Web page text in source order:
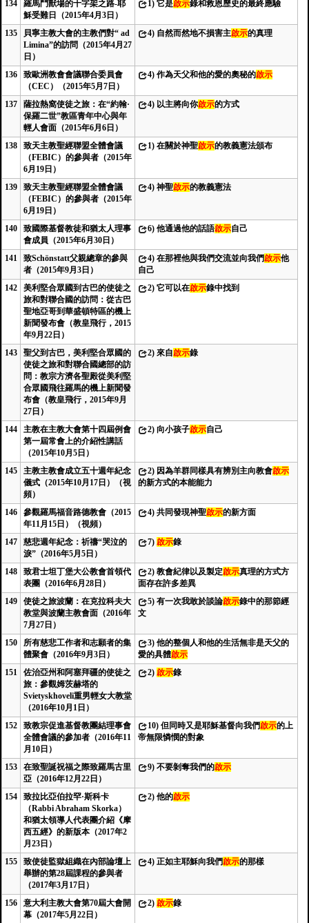
134
羅馬鬥獸場的十字架之路-耶
穌受難日（2015年4月3日）
1) 它是啟示錄和救恩歷史的最終應驗
135
貝寧主教大會的主教們對“ ad
Limina”的訪問（2015年4月27
日）
4) 自然而然地不損害主啟示的真理
136
致歐洲教會會議聯合委員會
（CEC）（2015年5月7日）
4) 作為天父和他的愛的奧秘的啟示
137
薩拉熱窩使徒之旅：在“約翰·
保羅二世”教區青年中心與年
輕人會面（2015年6月6日）
4) 以主將向你啟示的方式
138
致天主教聖經聯盟全體會議
（FEBIC）的參與者（2015年
6月19日）
1) 在關於神聖啟示的教義憲法頒布
139
致天主教聖經聯盟全體會議
（FEBIC）的參與者（2015年
6月19日）
4) 神聖啟示的教義憲法
140
致國際基督教徒和猶太人理事
會成員（2015年6月30日）
6) 他通過他的話語啟示自己
141
致Schönstatt父親總章的參與
者（2015年9月3日）
4) 在那裡他與我們交流並向我們啟示他
自己
142
美利堅合眾國到古巴的使徒之
旅和對聯合國的訪問：從古巴
聖地亞哥到華盛頓特區的機上
新聞發布會（教皇飛行，2015
年9月22日）
2) 它可以在啟示錄中找到
143
聖父到古巴，美利堅合眾國的
使徒之旅和對聯合國總部的訪
問：教宗方濟各聖殿從美利堅
合眾國飛往羅馬的機上新聞發
布會（教皇飛行，2015年9月
27日）
2) 來自啟示錄
144
主教在主教大會第十四屆例會
第一屆常會上的介紹性講話
（2015年10月5日）
2) 向小孩子啟示自己
145
主教主教會成立五十週年紀念
儀式（2015年10月17日）（視
頻）
2) 因為羊群同樣具有辨別主向教會啟示
的新方式的本能能力
146
參觀羅馬福音路德教會（2015
年11月15日）（視頻）
4) 共同發現神聖啟示的新方面
147
慈悲週年紀念：祈禱“哭泣的
淚”（2016年5月5日）
7) 啟示錄
148
致君士坦丁堡大公教會首領代
表團（2016年6月28日）
2) 教會紀律以及製定啟示真理的方式方
面存在許多差異
149
使徒之旅波蘭：在克拉科夫大
教堂與波蘭主教會面（2016年
7月27日）
5) 有一次我敢於談論啟示錄中的那節經
文
150
所有慈悲工作者和志願者的集
體聚會（2016年9月3日）
3) 他的整個人和他的生活無非是天父的
愛的具體啟示
151
佐治亞州和阿塞拜疆的使徒之
旅：參觀姆茨赫塔的
Svietyskhoveli重男輕女大教堂
（2016年10月1日）
2) 啟示錄
152
致教宗促進基督教團結理事會
全體會議的參加者（2016年11
月10日）
10) 但同時又是耶穌基督向我們啟示的上
帝無限憐憫的對象
153
在致聖誕祝福之際致羅馬古里
亞（2016年12月22日）
9) 不要剝奪我們的啟示
154
致拉比亞伯拉罕·斯科卡
（Rabbi Abraham Skorka）
和猶太領導人代表團介紹《摩
西五經》的新版本（2017年2
月23日）
2) 他的啟示
155
致使徒監獄組織在內部論壇上
舉辦的第28屆課程的參與者
（2017年3月17日）
4) 正如主耶穌向我們啟示的那樣
156
意大利主教大會第70屆大會開
幕（2017年5月22日）
2) 啟示錄